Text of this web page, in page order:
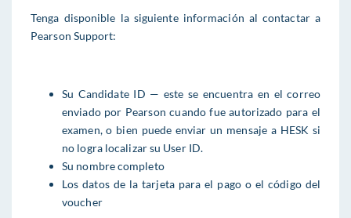
Tenga disponible la siguiente información al contactar a
Pearson Support:
Su Candidate ID — este se encuentra en el correo
enviado por Pearson cuando fue autorizado para el
examen, o bien puede enviar un mensaje a HESK si
no logra localizar su User ID.
Su nombre completo
Los datos de la tarjeta para el pago o el código del
voucher